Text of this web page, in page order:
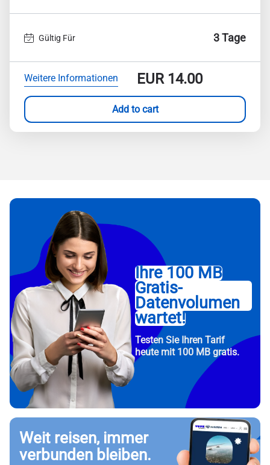
Gültig Für 3 Tage
Weitere Informationen EUR14.00
Add to cart
Ihre 100 MB
Gratis-
Datenvolumen
wartet!
Testen Sie Ihren Tarif
heute mit 100 MB gratis.
Weit reisen, immer
verbunden bleiben.